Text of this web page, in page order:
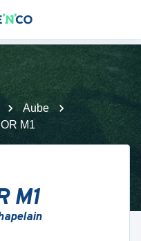
Aube
M1
M1